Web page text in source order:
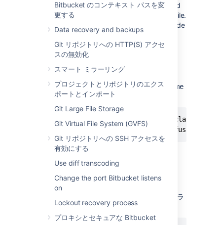
Bitbucket のコンテキスト パスを変
更する
Data recovery and backups
Git リポジトリへの HTTP(S) アクセ
スの無効化
スマート ミラーリング
プロジェクトとリポジトリのエクス
ポートとインポート
Git Large File Storage
Git Virtual File System (GVFS)
Git リポジトリへの SSH アクセスを
有効にする
Use diff transcoding
Change the port Bitbucket listens
on
Lockout recovery process
プロキシとセキュアな Bitbucket
省略した場合は "encrypt" が使用され
ます
-- password -p: プレーンテキスト パ
スワード。省略した場合、入力を求め
られます。パスワードが履歴に保存さ
れないように、このパラメーターを省
略することをお勧めします。
main DEBUG
Success!
For Jira, put the following lines in
<atlassian-password-cipher-
<password>ZGZnZGZn</password>
For Bitbucket, set the following
jdbc.password=ZGZnZGZn
and restart the instance.
Go to the Bitbuckethome directory and
back up the
file.
Move
the backup to a safe place outside
of your instance.
In thebitbucket.propertiesfile,
replace the
with the password generated by
jdbc.password.decrypter.classname
property. For example:
jdbc.password=put-the-obfuscated-
RestartBitbucket
パスワードの復号化
パラ
メータを使用してコマンドを拡張します。